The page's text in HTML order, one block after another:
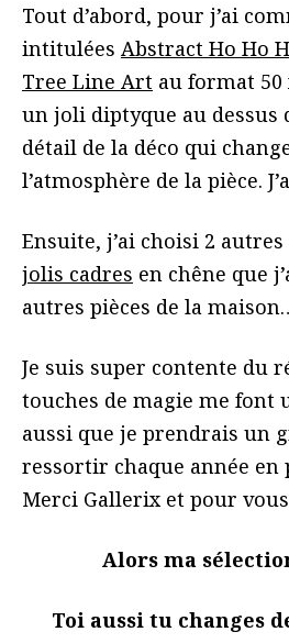
Tout d’abord, pour j’ai
intitulées Abstract Ho Ho
Tree Line Art au format
un joli diptyque au dessus
détail de la déco qui
l’atmosphère de la pièce.
Ensuite, j’ai choisi 2 autres
jolis cadres en chêne que
autres pièces de la
Je suis super contente du
touches de magie me font
aussi que je prendrais un
ressortir chaque année en
Merci Gallerix et pour
Alors ma
Toi aussi tu changes